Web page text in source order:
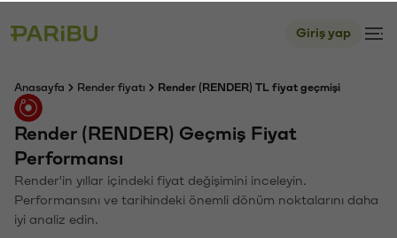
Giriş yap
Anasayfa Render fiyatı Render (RENDER) TL fiyat geçmişi
Render (RENDER) Geçmiş Fiyat
Performansı
Render'in yıllar içindeki fiyat değişimini inceleyin.
Performansını ve tarihindeki önemli dönüm noktalarını daha
iyi analiz edin.